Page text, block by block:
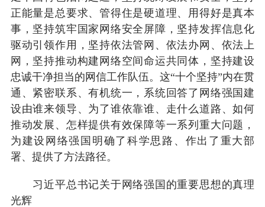
正能量是总要求、管得住是硬道理、用得好是真本
事，坚持筑牢国家网络安全屏障，坚持发挥信息化
驱动引领作用，坚持依法管网、依法办网、依法上
网，坚持推动构建网络空间命运共同体，坚持建设
忠诚干净担当的网信工作队伍。这“十个坚持”内在贯
通、紧密联系、有机统一，系统回答了网络强国建
设由谁来领导、为了谁依靠谁、走什么道路、如何
推动发展、怎样提供有效保障等一系列重大问题，
为建设网络强国明确了科学思路、作出了重大部
署、提供了方法路径。
习近平总书记关于网络强国的重要思想的真理
光辉